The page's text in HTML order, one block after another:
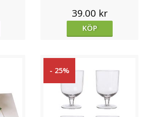
39.00 kr
KÖP
- 25%